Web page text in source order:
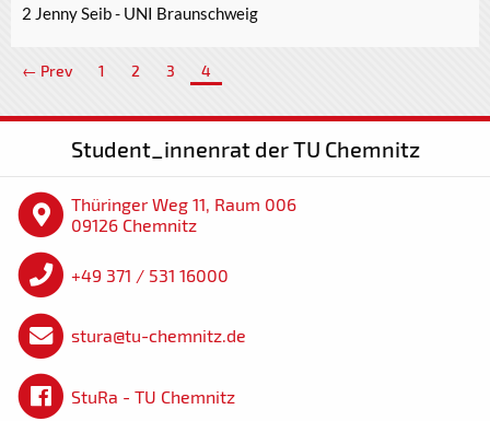
2 Jenny Seib - UNI Braunschweig
← Prev 1 2 3 4
Student_innenrat der TU Chemnitz
Thüringer Weg 11, Raum 006
09126 Chemnitz
+49 371 / 531 16000
stura@tu-chemnitz.de
StuRa - TU Chemnitz